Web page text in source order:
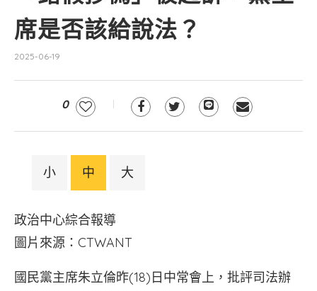
席是否該給說法？
2025-06-19
0
小 中 大
政治中心綜合報導
圖片來源：CTWANT
國民黨主席朱立倫昨(18)日中常會上，批評司法辦